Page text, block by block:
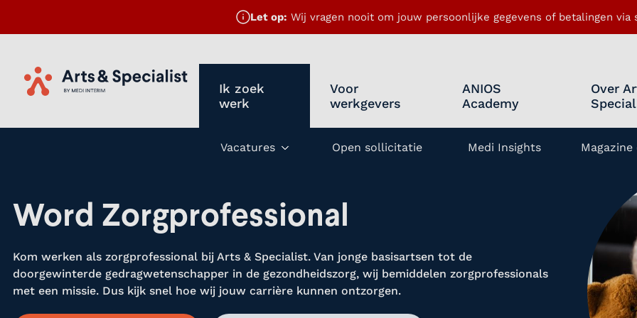
Let op: Wij vragen nooit om jouw persoonlijke gegevens of betalingen via
Home
Ik zoek
werk
Voor
werkgevers
ANIOS
Academy
Over
Vacatures
Open sollicitatie Medi Insights
Magazine
Word Zorgprofessional
Kom werken als zorgprofessional bij Arts & Specialist. Van jonge basisartsen tot de
doorgewinterde gedragwetenschapper in de gezondheidszorg, wij bemiddelen zorgprofessionals
met een missie. Dus kijk snel hoe wij jouw carrière kunnen ontzorgen.